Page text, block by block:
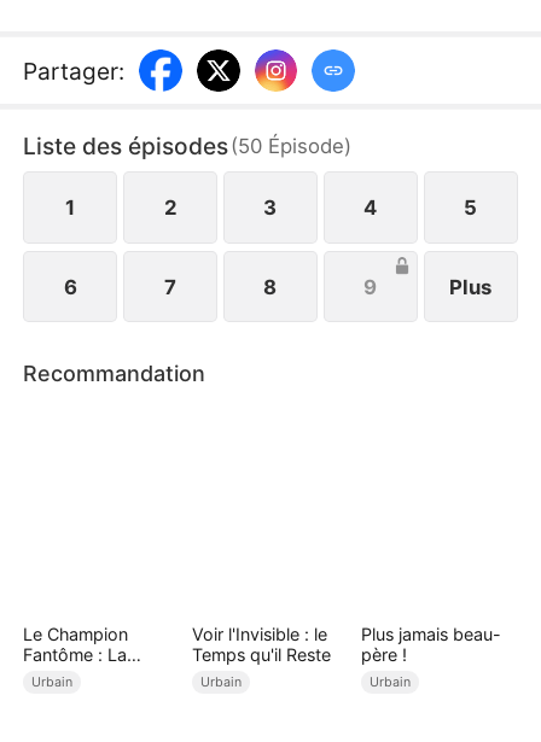
et elle accepte, choisissant de vivre avec son
amant. Cependant, elle découvre trop tard que ce
sa fortune, cause la mort de son père et sombre
dans le remords. Marius retrouve enfin son
bonheur.
Partager:
Liste des épisodes(50 Épisode)
1 2 3 4 5
6 7 8 9 Plus
Recommandation
Le Champion
Fantôme : La
Revanche
Urbain
Voir l'Invisible : le
Temps qu'il Reste
Urbain
Plus jamais beau-
père !
Urbain